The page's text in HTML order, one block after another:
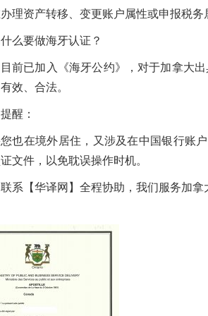
理资产转移、变更账户属性或申报税
什么要做海牙认证？
前已加入《海牙公约》，对于加拿大
效、合法。
醒：
也在境外居住，又涉及在中国银行账
文件，以免耽误操作时机。
系【华译网】全程协助，我们服务加